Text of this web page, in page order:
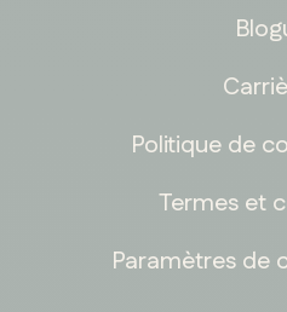
Politique de
Termes et
Paramètres de